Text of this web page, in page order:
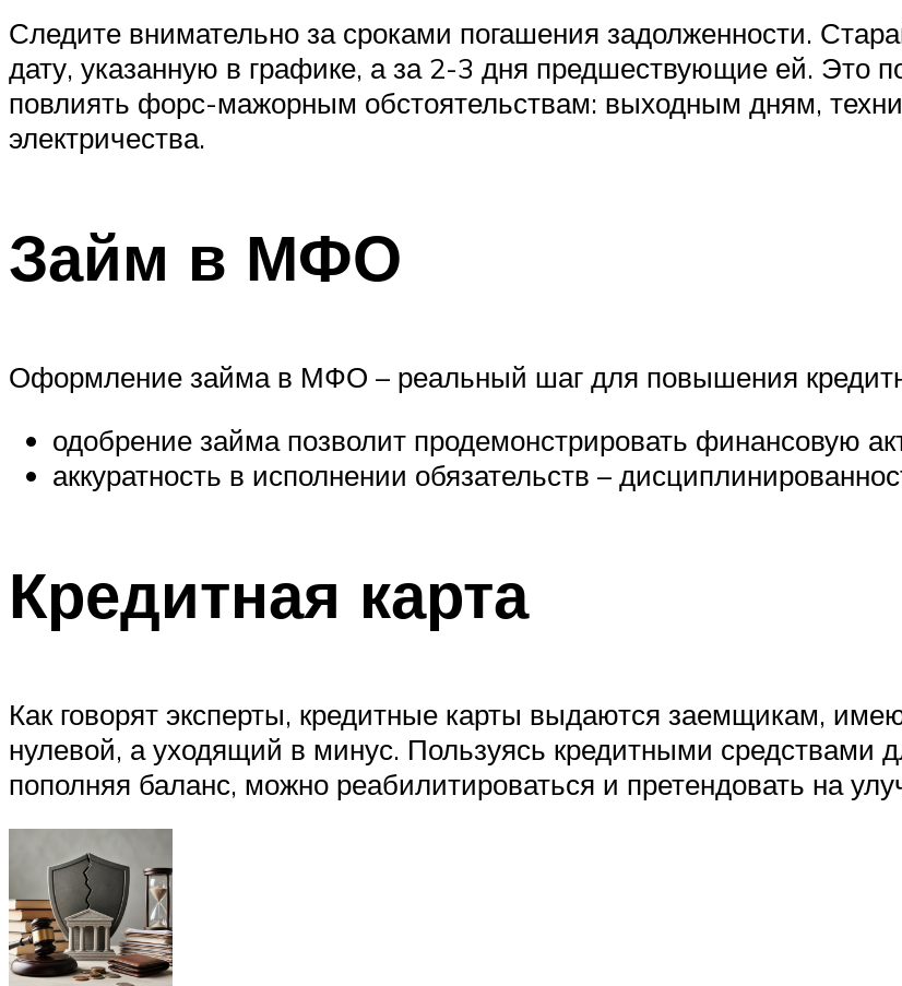
Следите внимательно за сроками погашения задолженности.
дату, указанную в графике, а за 2-3 дня предшествующие ей. Это
повлиять форс-мажорным обстоятельствам: выходным дням,
электричества.
Займ в МФО
Оформление займа в МФО – реальный шаг для повышения
одобрение займа позволит продемонстрировать финансовую
аккуратность в исполнении обязательств –
Кредитная карта
Как говорят эксперты, кредитные карты выдаются заемщикам,
нулевой, а уходящий в минус. Пользуясь кредитными средствами
пополняя баланс, можно реабилитироваться и претендовать на